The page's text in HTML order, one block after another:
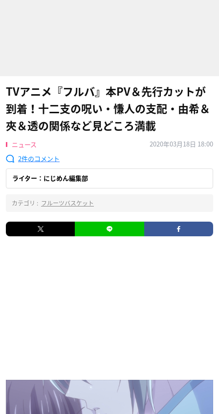
TVアニメ『フルバ』本PV＆先行カットが
到着！十二支の呪い・慊人の支配・由希＆
夾＆透の関係など見どころ満載
ニュース
2020年03月18日 18:00
2
ライター：にじめん編集部
カテゴリ : フルーツバスケット